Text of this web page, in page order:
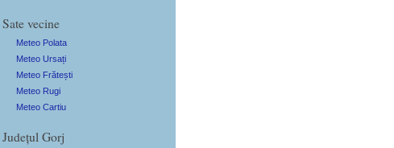
Sate vecine
Meteo Polata
Meteo Ursați
Meteo Frătești
Meteo Rugi
Meteo Cartiu
Județul Gorj